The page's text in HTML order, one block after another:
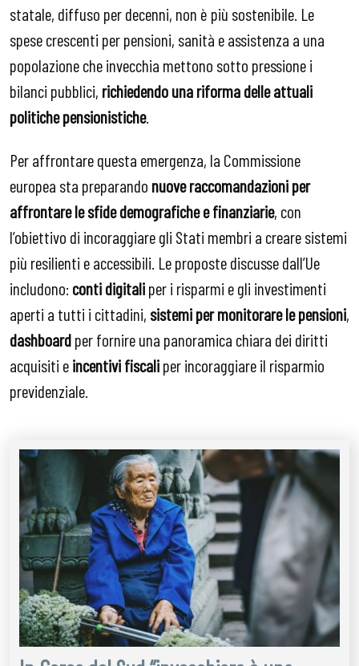
statale, diffuso per decenni, non è più sostenibile. Le
spese crescenti per pensioni, sanità e assistenza a una
popolazione che invecchia mettono sotto pressione i
bilanci pubblici, richiedendo una riforma delle attuali
politiche pensionistiche.
Per affrontare questa emergenza, la Commissione
europea sta preparando nuove raccomandazioni per
affrontare le sfide demografiche e finanziarie, con
l’obiettivo di incoraggiare gli Stati membri a creare sistemi
più resilienti e accessibili. Le proposte discusse dall’Ue
includono: conti digitaliper i risparmi e gli investimenti
aperti a tutti i cittadini, sistemi per monitorare le pensioni,
dashboardper fornire una panoramica chiara dei diritti
acquisiti eincentivi fiscaliper incoraggiare il risparmio
previdenziale.